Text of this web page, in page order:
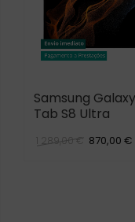
Samsung Galaxy
Tab S8 Ultra
1 289,00 € 870,00 €